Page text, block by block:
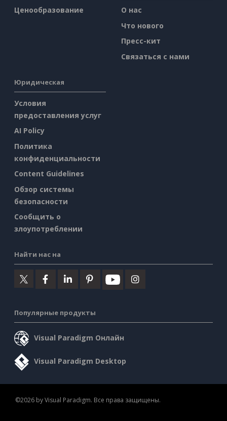
Ценообразование
О нас
Что нового
Пресс-кит
Связаться с нами
Юридическая
Условия
предоставления услуг
AI Policy
Политика
конфиденциальности
Content Guidelines
Обзор системы
безопасности
Сообщить о
злоупотреблении
Найти нас на
Популярные продукты
Visual Paradigm Онлайн
Visual Paradigm Desktop
©2026 by Visual Paradigm. Все права защищены.